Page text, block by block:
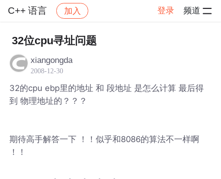
C++ 语言 加入 登录 频道
社区 C++ 语言 帖子详情
32位cpu寻址问题
xiangongda
2008-12-30
32的cpu ebp里的地址 和 段地址 是怎么计算 最后得
到 物理地址的？？？
期待高手解答一下 ！！似乎和8086的算法不一样啊
！！